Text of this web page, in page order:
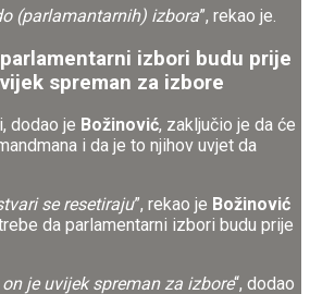
(parlamantarnih) izbora”, rekao je.
izbori budu prije
spreman za izbore
dodao je Božinović, zaključio je da će
i da je to njihov uvjet da
se resetiraju”, rekao je Božinović
da parlamentarni izbori budu prije
je uvijek spreman za izbore“, dodao